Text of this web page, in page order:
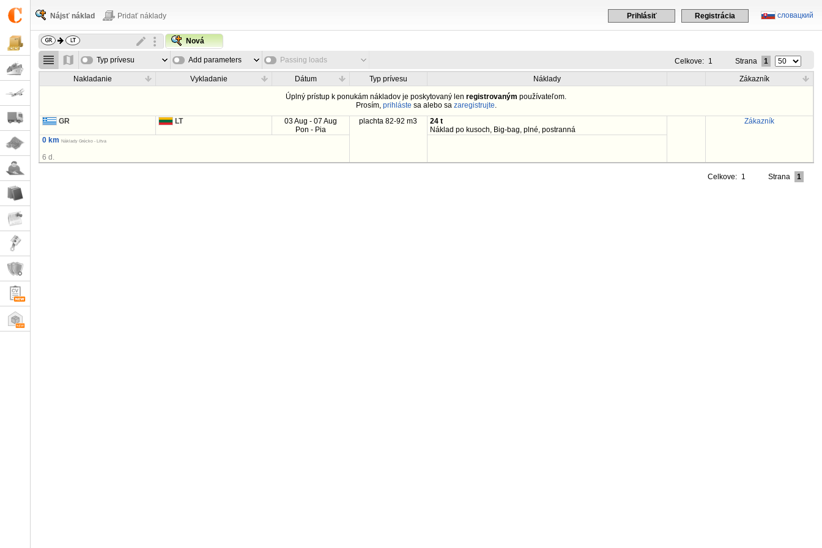
словацкий
Prihlásiť Registrácia
Nájsť náklad Pridať náklady
Nová
Typ prívesu Add parameters Passing loads Celkove: 1 Strana 1
Nakladanie Vykladanie Dátum Typ prívesu Náklady Zákazník
Úplný prístup k ponukám nákladov je poskytovaný lenregistrovaným používateľom.
Prosím, prihláste sa alebo sa zaregistrujte.
GR
LT
03 Aug - 07 Aug
Pon - Pia
plachta 82-92 m3
24 t
Náklad po kusoch, Big-bag, plné, postranná
Zákazník
0 km Náklady Grécko - Litva
6 d.
Celkove: 1 Strana 1